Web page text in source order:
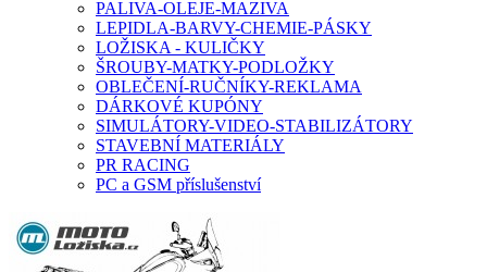
PALIVA-OLEJE-MAZIVA
LEPIDLA-BARVY-CHEMIE-PÁSKY
LOŽISKA - KULIČKY
ŠROUBY-MATKY-PODLOŽKY
OBLEČENÍ-RUČNÍKY-REKLAMA
DÁRKOVÉ KUPÓNY
SIMULÁTORY-VIDEO-STABILIZÁTORY
STAVEBNÍ MATERIÁLY
PR RACING
PC a GSM příslušenství